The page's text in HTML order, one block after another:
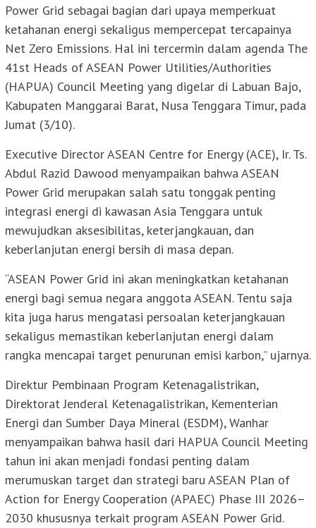
Power Grid sebagai bagian dari upaya memperkuat
ketahanan energi sekaligus mempercepat tercapainya
Net Zero Emissions. Hal ini tercermin dalam agenda The
41st Heads of ASEAN Power Utilities/Authorities
(HAPUA) Council Meeting yang digelar di Labuan Bajo,
Kabupaten Manggarai Barat, Nusa Tenggara Timur, pada
Jumat (3/10).
Executive Director ASEAN Centre for Energy (ACE), Ir. Ts.
Abdul Razid Dawood menyampaikan bahwa ASEAN
Power Grid merupakan salah satu tonggak penting
integrasi energi di kawasan Asia Tenggara untuk
mewujudkan aksesibilitas, keterjangkauan, dan
keberlanjutan energi bersih di masa depan.
“ASEAN Power Grid ini akan meningkatkan ketahanan
energi bagi semua negara anggota ASEAN. Tentu saja
kita juga harus mengatasi persoalan keterjangkauan
sekaligus memastikan keberlanjutan energi dalam
rangka mencapai target penurunan emisi karbon,” ujarnya.
Direktur Pembinaan Program Ketenagalistrikan,
Direktorat Jenderal Ketenagalistrikan, Kementerian
Energi dan Sumber Daya Mineral (ESDM), Wanhar
menyampaikan bahwa hasil dari HAPUA Council Meeting
tahun ini akan menjadi fondasi penting dalam
merumuskan target dan strategi baru ASEAN Plan of
Action for Energy Cooperation (APAEC) Phase III 2026–
2030 khususnya terkait program ASEAN Power Grid.